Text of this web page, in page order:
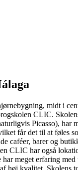
midt i
CLIC.
Picasso), har
får det til at føles
caféer, barer og
CLIC har også
har meget erfaring